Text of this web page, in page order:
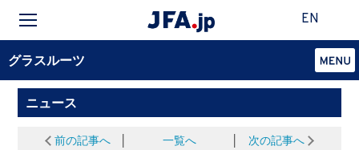
EN
グラスルーツ
ニュース
前の記事へ 一覧へ 次の記事へ